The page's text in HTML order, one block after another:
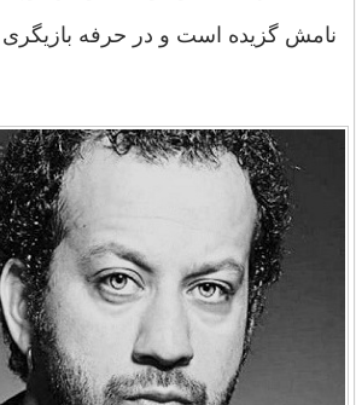
نامش گزیده است و در حرفه